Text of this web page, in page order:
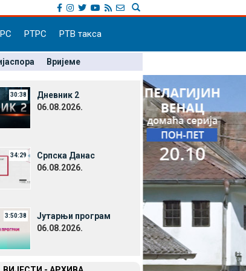
РТРС РТВ такса
Вријеме
30:38
Дневник 2
06.08.2026.
34:29
Српска Данас
06.08.2026.
3:50:38
Јутарњи програм
06.08.2026.